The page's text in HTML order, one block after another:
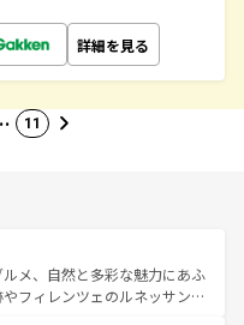
詳細を見る
11
メ、自然と多彩な魅力にあふ
フィレンツェのルネッサンス